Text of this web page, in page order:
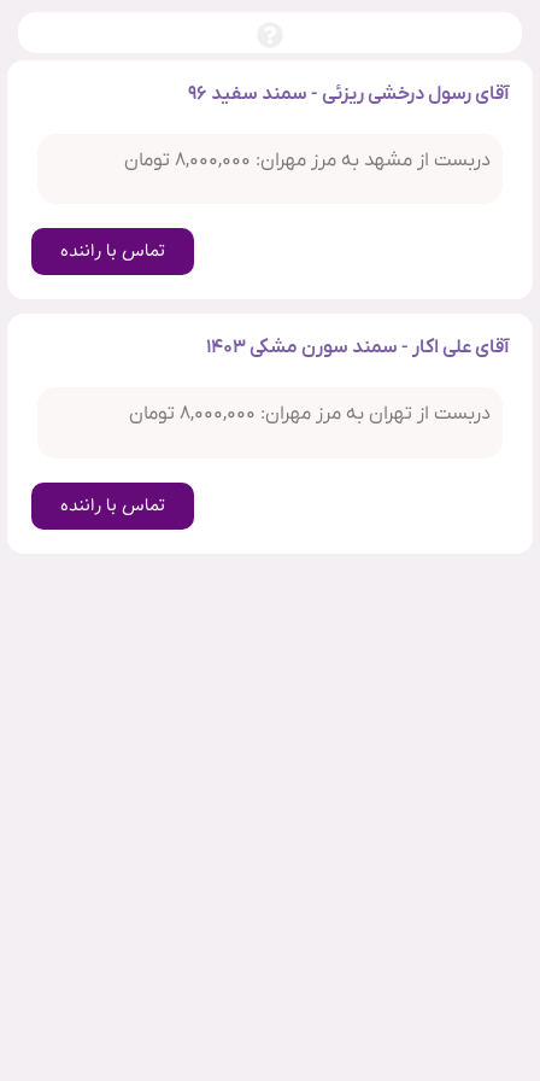
آقای رسول درخشی ریزئی - سمند سفید ۹۶
دربست از مشهد به مرز مهران: ۸,۰۰۰,۰۰۰ تومان
تماس با راننده
آقای علی اکار - سمند سورن مشکی ۱۴۰۳
دربست از تهران به مرز مهران: ۸,۰۰۰,۰۰۰ تومان
تماس با راننده